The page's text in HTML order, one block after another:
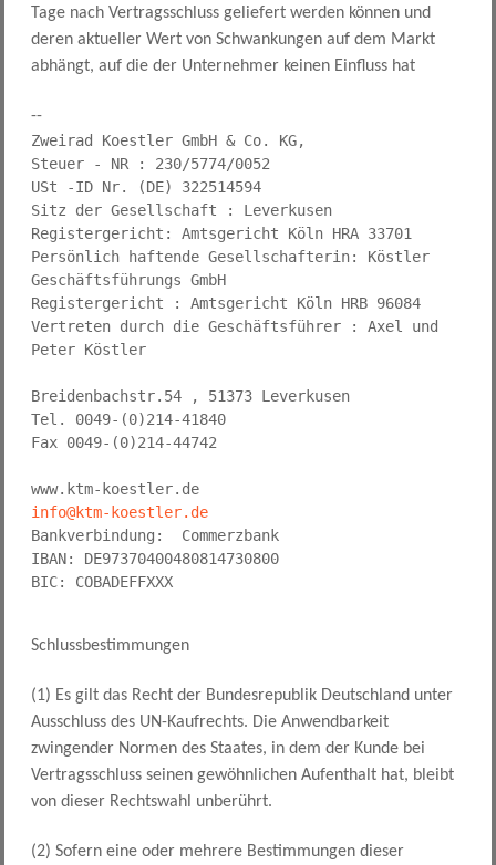
Tage nach Vertragsschluss geliefert werden können und
deren aktueller Wert von Schwankungen auf dem Markt
abhängt, auf die der Unternehmer keinen Einfluss hat
--
Zweirad Koestler GmbH & Co. KG,
Steuer - NR : 230/5774/0052
USt -ID Nr. (DE) 322514594
Sitz der Gesellschaft : Leverkusen
Registergericht: Amtsgericht Köln HRA 33701
Persönlich haftende Gesellschafterin: Köstler
Geschäftsführungs GmbH
Registergericht : Amtsgericht Köln HRB 96084
Vertreten durch die Geschäftsführer : Axel und
Peter Köstler
Breidenbachstr.54 , 51373 Leverkusen
Tel. 0049-(0)214-41840
Fax 0049-(0)214-44742
info@ktm-koestler.de
Bankverbindung:  Commerzbank
IBAN: DE97370400480814730800
BIC: COBADEFFXXX
Schlussbestimmungen
(1) Es gilt das Recht der Bundesrepublik Deutschland unter
Ausschluss des UN-Kaufrechts. Die Anwendbarkeit
zwingender Normen des Staates, in dem der Kunde bei
Vertragsschluss seinen gewöhnlichen Aufenthalt hat, bleibt
von dieser Rechtswahl unberührt.
(2) Sofern eine oder mehrere Bestimmungen dieser